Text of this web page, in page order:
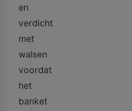
en
verdicht
met
walsen
voordat
het
banket